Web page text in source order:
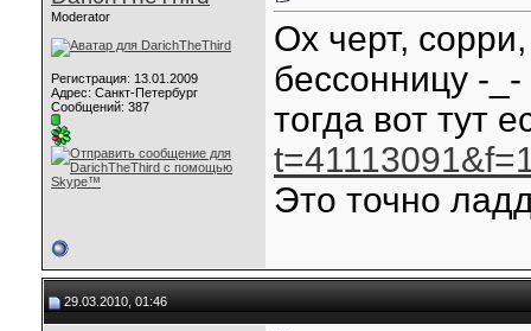
Moderator
Регистрация: 13.01.2009
Адрес: Санкт-Петербург
Сообщений: 387
Ох черт,
бессонницу -_-
тогда вот тут
Это точно
29.03.2010, 01:46